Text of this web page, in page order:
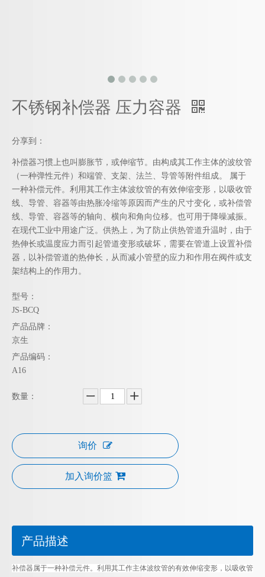
不锈钢补偿器 压力容器
分享到：
补偿器习惯上也叫膨胀节，或伸缩节。由构成其工作主体的波纹管
（一种弹性元件）和端管、支架、法兰、导管等附件组成。 属于
一种补偿元件。利用其工作主体波纹管的有效伸缩变形，以吸收管
线、导管、容器等由热胀冷缩等原因而产生的尺寸变化，或补偿管
线、导管、容器等的轴向、横向和角向位移。也可用于降噪减振。
在现代工业中用途广泛。供热上，为了防止供热管道升温时，由于
热伸长或温度应力而引起管道变形或破坏，需要在管道上设置补偿
器，以补偿管道的热伸长，从而减小管壁的应力和作用在阀件或支
架结构上的作用力。
型号：
JS-BCQ
产品品牌：
京生
产品编码：
A16
数量：
询价
加入询价篮
产品描述
补偿器属于一种补偿元件。利用其工作主体波纹管的有效伸缩变形，以吸收管